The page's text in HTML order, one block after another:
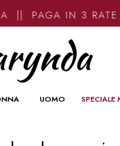
|| PAGA IN 3 RATE
UOMO SPECIALE